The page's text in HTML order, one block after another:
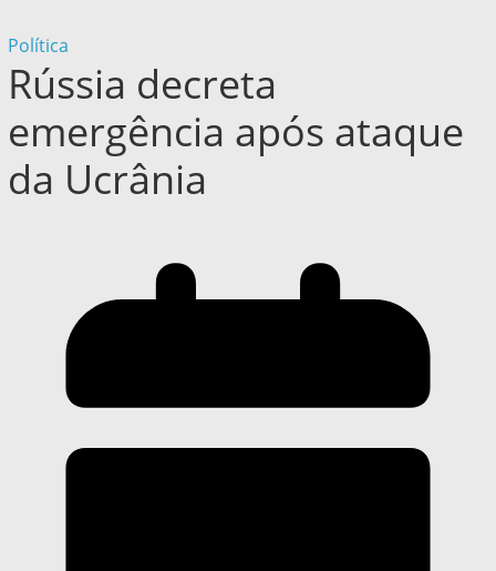
Política
Rússia decreta
emergência após ataque
da Ucrânia